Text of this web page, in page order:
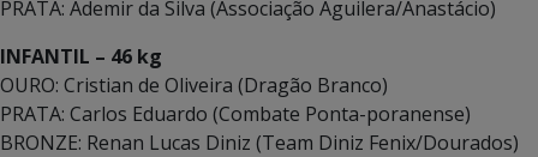
PRATA: Ademir da Silva (Associação Aguilera/Anastácio)
INFANTIL – 46 kg
OURO: Cristian de Oliveira (Dragão Branco)
PRATA: Carlos Eduardo (Combate Ponta-poranense)
BRONZE: Renan Lucas Diniz (Team Diniz Fenix/Dourados)